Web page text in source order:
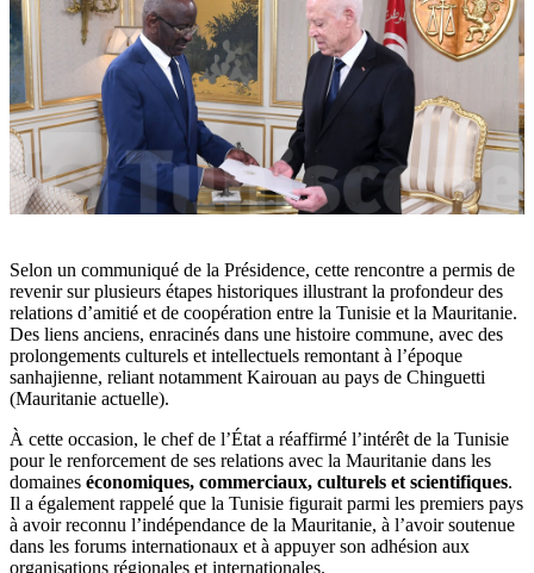
Selon un communiqué de la Présidence, cette rencontre a permis de
revenir sur plusieurs étapes historiques illustrant la profondeur des
relations d’amitié et de coopération entre la Tunisie et la Mauritanie.
Des liens anciens, enracinés dans une histoire commune, avec des
prolongements culturels et intellectuels remontant à l’époque
sanhajienne, reliant notamment Kairouan au pays de Chinguetti
(Mauritanie actuelle).
À cette occasion, le chef de l’État a réaffirmé l’intérêt de la Tunisie
pour le renforcement de ses relations avec la Mauritanie dans les
domaines économiques, commerciaux, culturels et scientifiques.
Il a également rappelé que la Tunisie figurait parmi les premiers pays
à avoir reconnu l’indépendance de la Mauritanie, à l’avoir soutenue
dans les forums internationaux et à appuyer son adhésion aux
organisations régionales et internationales.